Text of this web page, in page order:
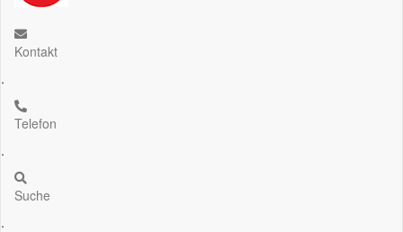
Kontakt
.
Telefon
.
Suche
.